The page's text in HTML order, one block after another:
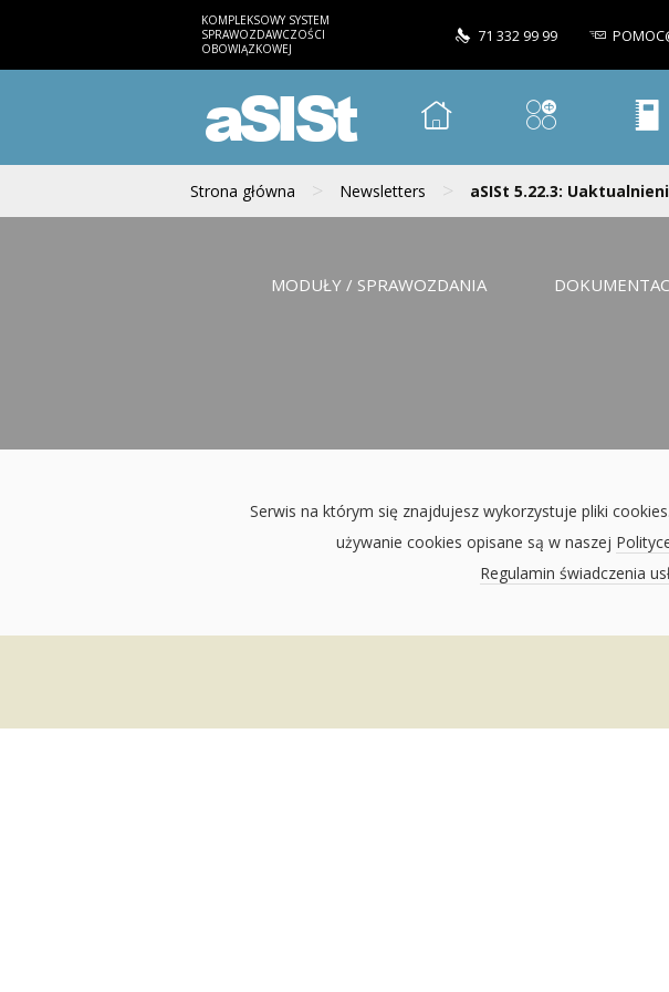
KOMPLEKSOWY SYSTEM
SPRAWOZDAWCZOŚCI
OBOWIĄZKOWEJ
71 332 99 99
aSISt
Strona główna > Newsletters > aSISt 5.22.3:
MODUŁY / SPRAWOZDANIA
Serwis na którym się znajdujesz wykorzystuje pliki
używanie cookies opisane są w naszej
Regulamin świadczenia